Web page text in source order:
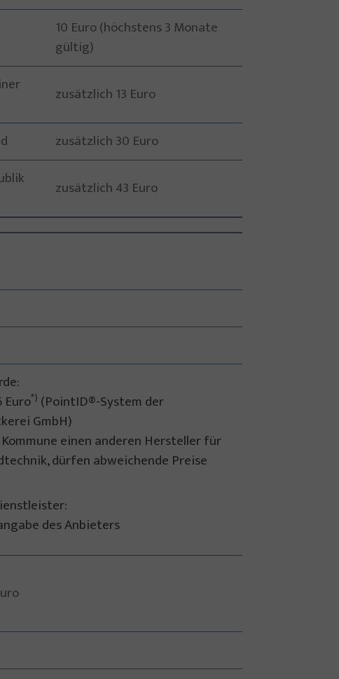
10 Euro (höchstens 3 Monate
gültig)
zusätzlich 13 Euro
zusätzlich 30 Euro
zusätzlich 43 Euro
Euro*) (PointID®-System der
GmbH)
einen anderen Hersteller für
dürfen abweichende Preise
des Anbieters